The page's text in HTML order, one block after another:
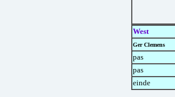
West
Ger Clemens
pas
pas
einde